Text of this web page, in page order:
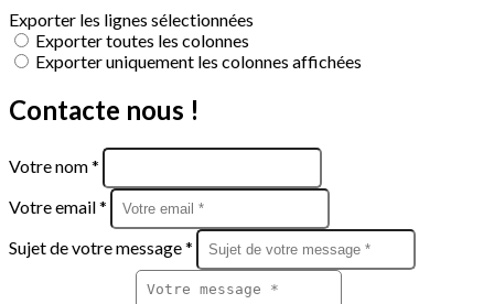
Exporter les lignes sélectionnées
Exporter toutes les colonnes
Exporter uniquement les colonnes affichées
Contacte nous !
Votre nom *
Votre email *
Sujet de votre message *